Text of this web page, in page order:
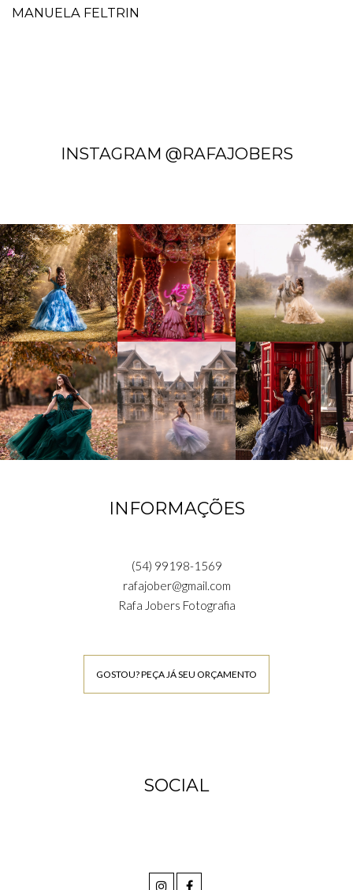
MANUELA FELTRIN
INSTAGRAM @RAFAJOBERS
INFORMAÇÕES
(54) 99198-1569
rafajober@gmail.com
Rafa Jobers Fotografia
GOSTOU? PEÇA JÁ SEU ORÇAMENTO
SOCIAL